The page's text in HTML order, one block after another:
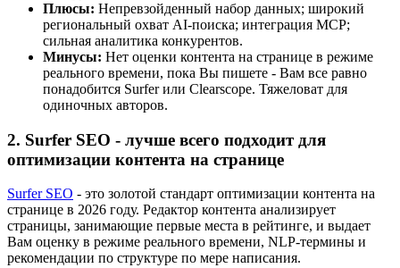
Плюсы: Непревзойденный набор данных; широкий
региональный охват AI-поиска; интеграция MCP;
сильная аналитика конкурентов.
Минусы: Нет оценки контента на странице в режиме
реального времени, пока Вы пишете - Вам все равно
понадобится Surfer или Clearscope. Тяжеловат для
одиночных авторов.
2. Surfer SEO - лучше всего подходит для
оптимизации контента на странице
Surfer SEO - это золотой стандарт оптимизации контента на
странице в 2026 году. Редактор контента анализирует
страницы, занимающие первые места в рейтинге, и выдает
Вам оценку в режиме реального времени, NLP-термины и
рекомендации по структуре по мере написания.